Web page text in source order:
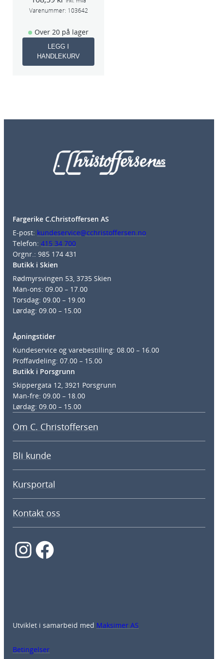
Varenummer: 103642
Over 20 på lager
LEGG I
HANDLEKURV
Fargerike C.Christoffersen AS
E-post: kundeservice@cchristoffersen.no
Telefon: 415 34 700
Orgnr.: 985 174 431
Butikk i Skien
Rødmyrsvingen 53, 3735 Skien
Man-ons: 09.00 – 17.00
Torsdag: 09.00 – 19.00
Lørdag: 09.00 – 15.00
Åpningstider
Kundeservice og varebestilling: 08.00 – 16.00
Proffavdeling: 07.00 – 15.00
Butikk i Porsgrunn
Skippergata 12, 3921 Porsgrunn
Man-fre: 09.00 – 18.00
Lørdag: 09.00 – 15.00
Om C. Christoffersen
Bli kunde
Kursportal
Kontakt oss
InstagramFacebook
Utviklet i samarbeid med Maksimer AS
Betingelser